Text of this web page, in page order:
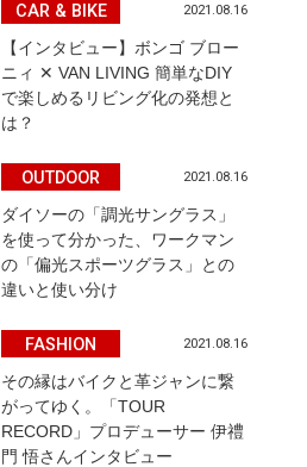
CAR & BIKE 2021.08.16
【インタビュー】ボンゴ ブロー
ニィ ✕ VAN LIVING 簡単なDIY
で楽しめるリビング化の発想と
は？
OUTDOOR 2021.08.16
ダイソーの「調光サングラス」
を使って分かった、ワークマン
の「偏光スポーツグラス」との
違いと使い分け
FASHION 2021.08.16
その縁はバイクと革ジャンに繋
がってゆく。「TOUR
RECORD」プロデューサー 伊禮
門 悟さんインタビュー